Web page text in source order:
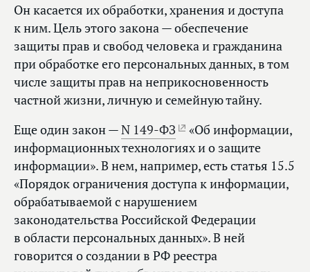
Он касается их обработки, хранения и доступа
к ним. Цель этого закона — обеспечение
защиты прав и свобод человека и гражданина
при обработке его персональных данных, в том
числе защиты прав на неприкосновенность
частной жизни, личную и семейную тайну.
Еще один закон —N 149-ФЗ
«Об информации,
информационных технологиях и о защите
информации». В нем, например, есть статья 15.5
«Порядок ограничения доступа к информации,
обрабатываемой с нарушением
законодательства Российской Федерации
в области персональных данных». В ней
говорится о создании в РФ реестра